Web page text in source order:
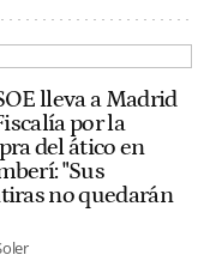
lleva a Madrid
por la
del ático en
"Sus
no quedarán